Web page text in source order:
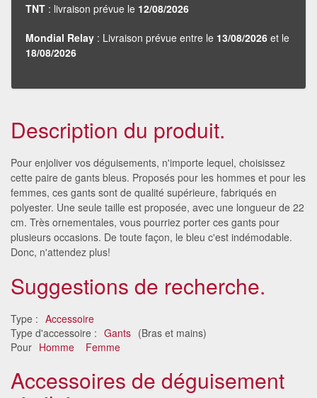
TNT : livraison prévue le 12/08/2026
Mondial Relay : Livraison prévue entre le 13/08/2026 et le
18/08/2026
Description du produit.
Pour enjoliver vos déguisements, n'importe lequel, choisissez
cette paire de gants bleus. Proposés pour les hommes et pour les
femmes, ces gants sont de qualité supérieure, fabriqués en
polyester. Une seule taille est proposée, avec une longueur de 22
cm. Très ornementales, vous pourriez porter ces gants pour
plusieurs occasions. De toute façon, le bleu c'est indémodable.
Donc, n'attendez plus!
Suggestions de recherche.
Type : Accessoire
Type d'accessoire : Gants (Bras et mains)
Pour Homme Femme
Accessoires de déguisement